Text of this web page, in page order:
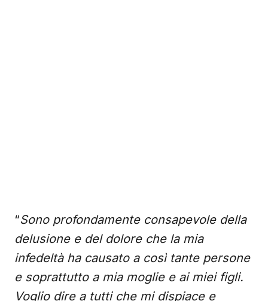
“Sono profondamente consapevole della
delusione e del dolore che la mia
infedeltà ha causato a così tante persone
e soprattutto a mia moglie e ai miei figli.
Voglio dire a tutti che mi dispiace e